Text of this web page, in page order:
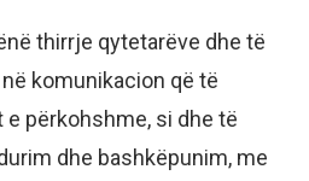
thirrje qytetarëve dhe të
komunikacion që të
përkohshme, si dhe të
dhe bashkëpunim, me